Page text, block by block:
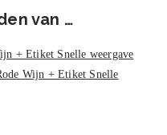
van …
Snelle weergave
Snelle